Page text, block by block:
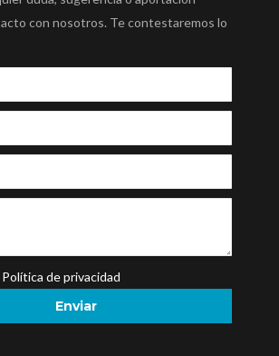
con nosotros. Te contestaremos lo
Política de privacidad